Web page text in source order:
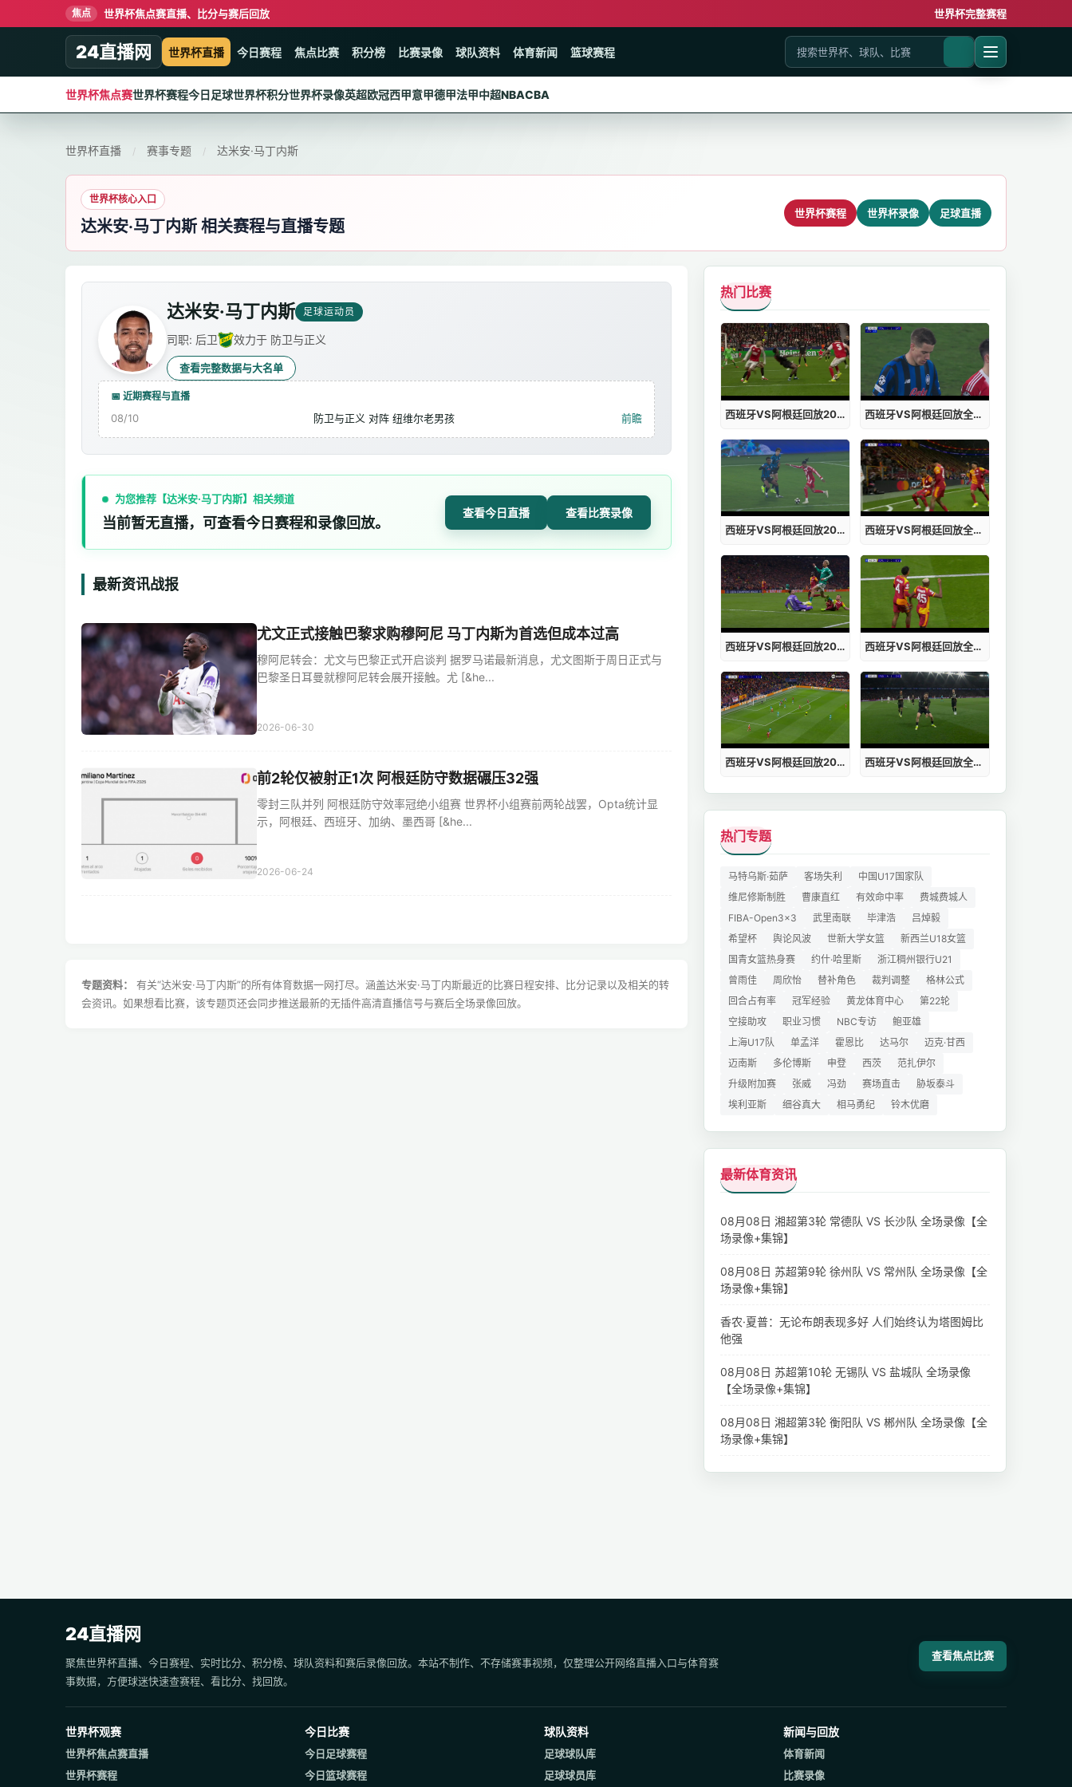
焦点 世界杯焦点赛直播、比分与赛后回放 世界杯完整赛程
24直播网 世界杯直播 今日赛程 焦点比赛 积分榜 比赛录像 球队资料 体育新闻 篮球赛程
世界杯焦点赛世界杯赛程今日足球世界杯积分世界杯录像英超欧冠西甲意甲德甲法甲中超NBACBA
世界杯直播 / 赛事专题 / 达米安·马丁内斯
世界杯核心入口
达米安·马丁内斯 相关赛程与直播专题
世界杯赛程 世界杯录像 足球直播
达米安·马丁内斯 足球运动员
司职: 后卫 效力于 防卫与正义
查看完整数据与大名单
📅 近期赛程与直播
08/10 防卫与正义 对阵 纽维尔老男孩 前瞻
为您推荐【达米安·马丁内斯】相关频道
当前暂无直播，可查看今日赛程和录像回放。
查看今日直播 查看比赛录像
最新资讯战报
尤文正式接触巴黎求购穆阿尼 马丁内斯为首选但成本过高
穆阿尼转会：尤文与巴黎正式开启谈判 据罗马诺最新消息，尤文图斯于周日正式与
巴黎圣日耳曼就穆阿尼转会展开接触。尤 [&he...
2026-06-30
前2轮仅被射正1次 阿根廷防守数据碾压32强
零封三队并列 阿根廷防守效率冠绝小组赛 世界杯小组赛前两轮战罢，Opta统计显
示，阿根廷、西班牙、加纳、墨西哥 [&he...
2026-06-24
专题资料：
有关“达米安·马丁内斯”的所有体育数据一网打尽。涵盖达米安·马丁内斯最近的比赛日程安排、比分记录以及相关的转
会资讯。如果想看比赛，该专题页还会同步推送最新的无插件高清直播信号与赛后全场录像回放。
热门比赛
西班牙VS阿根廷回放2026019年报考人数 西班牙VS阿根廷回放全程视频教学完整
西班牙VS阿根廷回放2026019年报价 西班牙VS阿根廷回放全程视频教学目标
西班牙VS阿根廷回放2026019年报吗 西班牙VS阿根廷回放全程视频播放机
西班牙VS阿根廷回放2026019年报分析 西班牙VS阿根廷回放全程视频完整版观看
热门专题
马特乌斯·茹萨 客场失利
中国U17国家队
维尼修斯制胜
曹康直红 有效命中率
费城费城人
FIBA-Open3x3
武里南联 毕津浩
吕焯毅
希望杯
舆论风波 世新大学女篮
新西兰U18女篮
国青女篮热身赛
约什·哈里斯
浙江稠州银行U21
曾雨佳
周欣怡 替补角色 裁判调整
格林公式
回合占有率
冠军经验 黄龙体育中心
第22轮
空接助攻
职业习惯 NBC专访
鲍亚雄
上海U17队
单孟洋 霍恩比 达马尔
迈克·甘西
迈南斯
多伦博斯 申登 西茨
范扎伊尔
升级附加赛
张威 冯劲 赛场直击
胁坂泰斗
埃利亚斯
细谷真大 相马勇纪 铃木优磨
最新体育资讯
08月08日 湘超第3轮 常德队 VS 长沙队 全场录像【全
场录像+集锦】
08月08日 苏超第9轮 徐州队 VS 常州队 全场录像【全
场录像+集锦】
香农·夏普：无论布朗表现多好 人们始终认为塔图姆比
他强
08月08日 苏超第10轮 无锡队 VS 盐城队 全场录像
【全场录像+集锦】
08月08日 湘超第3轮 衡阳队 VS 郴州队 全场录像【全
场录像+集锦】
24直播网
聚焦世界杯直播、今日赛程、实时比分、积分榜、球队资料和赛后录像回放。本站不制作、不存储赛事视频，仅整理公开网络直播入口与体育赛
事数据，方便球迷快速查赛程、看比分、找回放。
查看焦点比赛
世界杯观赛
世界杯焦点赛直播
世界杯赛程
今日比赛
今日足球赛程
今日篮球赛程
球队资料
足球球队库
足球球员库
新闻与回放
体育新闻
比赛录像